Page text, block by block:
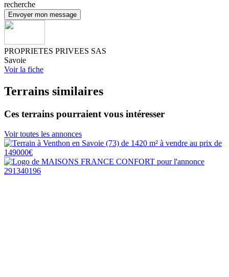
recherche
Envoyer mon message
PROPRIETES PRIVEES SAS
Savoie
Voir la fiche
Terrains similaires
Ces terrains pourraient vous intéresser
Voir toutes les annonces